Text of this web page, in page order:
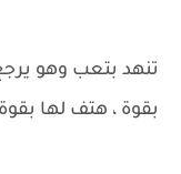
تنهد بتعب وهو
بقوة ، هتف لها